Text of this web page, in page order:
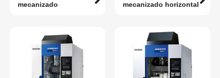
mecanizado
mecanizado horizontal